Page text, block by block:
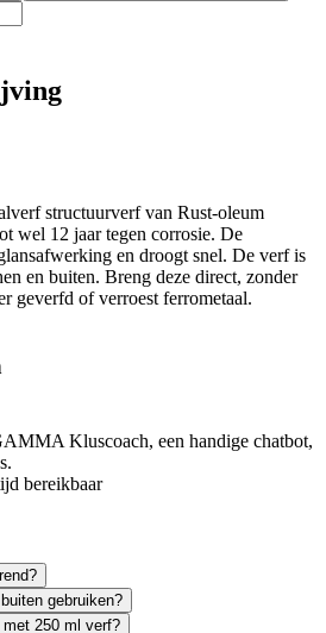
structuurverf van Rust-oleum
wel 12 jaar tegen corrosie. De
en droogt snel. De verf is
en buiten. Breng deze direct, zonder
geverfd of verroest ferrometaal.
Kluscoach, een handige chatbot,
bereikbaar
gebruiken?
250 ml verf?